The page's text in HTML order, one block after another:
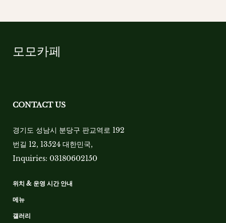
모모카페
CONTACT US
경기도 성남시 분당구 판교역로 192
번길 12, 13524 대한민국,
Inquiries: 03180602150
위치 & 운영 시간 안내
메뉴
갤러리